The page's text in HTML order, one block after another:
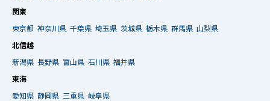
関東
東京都 神奈川県 千葉県 埼玉県 茨城県 栃木県 群馬県 山梨県
北信越
新潟県 長野県 富山県 石川県 福井県
東海
愛知県 静岡県 三重県 岐阜県